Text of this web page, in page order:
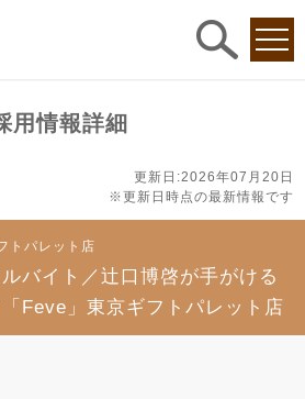
用情報詳細
更新日:2026年07月20日
※更新日時点の最新情報です
トパレット店
バイト／辻口博啓が手がける
Feve」東京ギフトパレット店